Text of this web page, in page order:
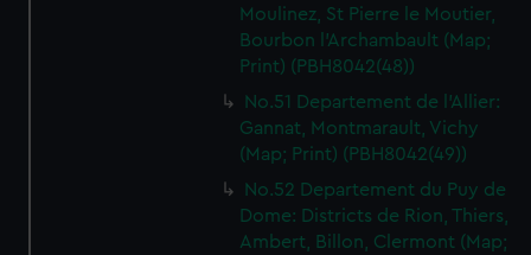
Moulinez, St Pierre le Moutier,
Bourbon l'Archambault (Map;
Print) (PBH8042(48))
No.51 Departement de l'Allier:
Gannat, Montmarault, Vichy
(Map; Print) (PBH8042(49))
No.52 Departement du Puy de
Dome: Districts de Rion, Thiers,
Ambert, Billon, Clermont (Map;